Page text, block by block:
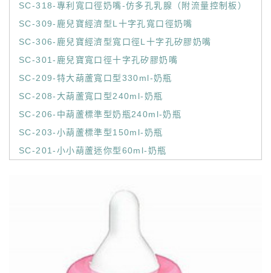
SC-318-專利寬口徑奶嘴-仿多孔乳腺（附流量控制板）
SC-309-鹿兒寶經濟型L十字孔寬口徑奶嘴
SC-306-鹿兒寶經濟型寬口徑L十字孔矽膠奶嘴
SC-301-鹿兒寶寬口徑十字孔矽膠奶嘴
SC-209-特大葫蘆寬口型330ml-奶瓶
SC-208-大葫蘆寬口型240ml-奶瓶
SC-206-中葫蘆標準型奶瓶240ml-奶瓶
SC-203-小葫蘆標準型150ml-奶瓶
SC-201-小小葫蘆迷你型60ml-奶瓶